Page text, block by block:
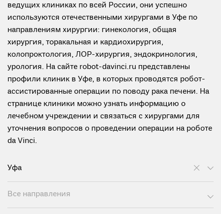
ведущих клиниках по всей России, они успешно
используются отечественными хирургами в Уфе по
направлениям хирургии: гинекология, общая
хирургия, торакальная и кардиохирургия,
колопроктология, ЛОР-хирургия, эндокринология,
урология. На сайте robot-davinci.ru представлены
профили клиник в Уфе, в которых проводятся робот-
ассистированные операции по поводу рака печени. На
странице клиники можно узнать информацию о
лечебном учреждении и связаться с хирургами для
уточнения вопросов о проведении операции на роботе
da Vinci.
Уфа
Все направления